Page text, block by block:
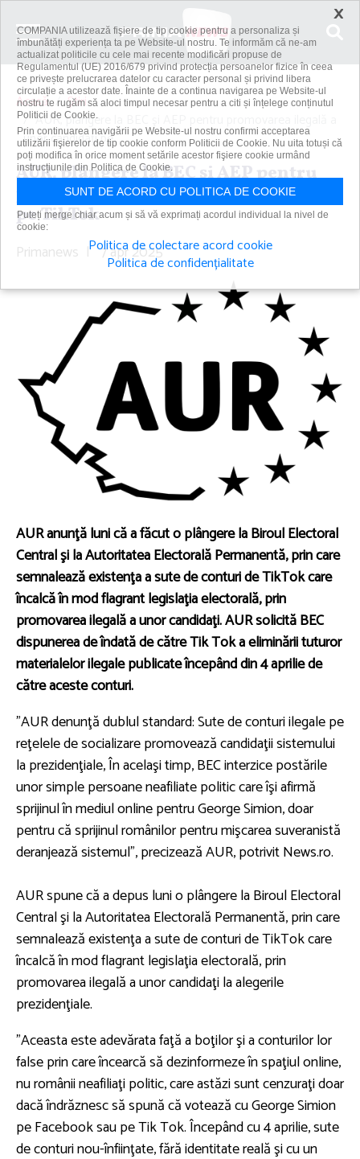
Acasă
Știri
AUR, plângere la BEC şi AEP pentru promovarea ilegală a
unor candidaţi pe...
AUR, plângere la BEC şi AEP pentru
promovarea ilegală a unor candidaţi
pe TikTok
Primanews | 7 apr 2025
AUR anunţă luni că a făcut o plângere la Biroul Electoral
Central şi la Autoritatea Electorală Permanentă, prin care
semnalează existenţa a sute de conturi de TikTok care
încalcă în mod flagrant legislaţia electorală, prin
promovarea ilegală a unor candidaţi. AUR solicită BEC
dispunerea de îndată de către Tik Tok a eliminării tuturor
materialelor ilegale publicate începând din 4 aprilie de
către aceste conturi.
”AUR denunţă dublul standard: Sute de conturi ilegale pe
reţelele de socializare promovează candidaţii sistemului
la prezidenţiale, În acelaşi timp, BEC interzice postările
unor simple persoane neafiliate politic care îşi afirmă
sprijinul în mediul online pentru George Simion, doar
pentru că sprijinul românilor pentru mişcarea suveranistă
deranjează sistemul”, precizează AUR, potrivit News.ro.
AUR spune că a depus luni o plângere la Biroul Electoral
Central şi la Autoritatea Electorală Permanentă, prin care
semnalează existenţa a sute de conturi de TikTok care
încalcă în mod flagrant legislaţia electorală, prin
promovarea ilegală a unor candidaţi la alegerile
prezidenţiale.
”Aceasta este adevărata faţă a boţilor şi a conturilor lor
false prin care încearcă să dezinformeze în spaţiul online,
nu românii neafiliaţi politic, care astăzi sunt cenzuraţi doar
dacă îndrăznesc să spună că votează cu George Simion
pe Facebook sau pe Tik Tok. Începând cu 4 aprilie, sute
de conturi nou-înfiinţate, fără identitate reală şi cu un
×
COMPANIA utilizează fişiere de tip cookie pentru a personaliza și
îmbunătăți experiența ta pe Website-ul nostru. Te informăm că ne-am
actualizat politicile cu cele mai recente modificări propuse de
Regulamentul (UE) 2016/679 privind protecția persoanelor fizice în ceea
ce privește prelucrarea datelor cu caracter personal și privind libera
circulație a acestor date. Înainte de a continua navigarea pe Website-ul
nostru te rugăm să aloci timpul necesar pentru a citi și înțelege conținutul
Politicii de Cookie.
Prin continuarea navigării pe Website-ul nostru confirmi acceptarea
utilizării fişierelor de tip cookie conform Politicii de Cookie. Nu uita totuși că
poți modifica în orice moment setările acestor fişiere cookie urmând
instrucțiunile din Politica de Cookie.
SUNT DE ACORD CU POLITICA DE COOKIE
Puteți merge chiar acum și să vă exprimați acordul individual la nivel de
cookie:
Politica de colectare acord cookie
Politica de confidențialitate